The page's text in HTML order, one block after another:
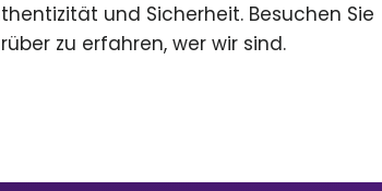
und Sicherheit. Besuchen Sie
zu erfahren, wer wir sind.